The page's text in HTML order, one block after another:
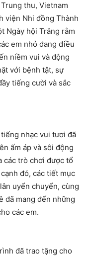
thu, Vietnam
viện Nhi đồng Thành
Ngày hội Trăng rằm
em nhỏ đang điều
niềm vui và động
với bệnh tật, sự
tiếng cười và sắc
nhạc vui tươi đã
ấm áp và sôi động
các trò chơi được tổ
đó, các tiết mục
uyển chuyển, cùng
đã mang đến những
các em.
đã trao tặng cho